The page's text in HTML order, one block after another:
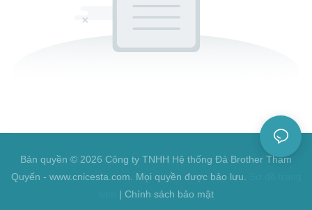
Bản quyền © 2026 Công ty TNHH Hệ thống Đá Brother Thâm
Quyến - www.cnicesta.com. Mọi quyền được bảo lưu.
| Chính sách bảo mật